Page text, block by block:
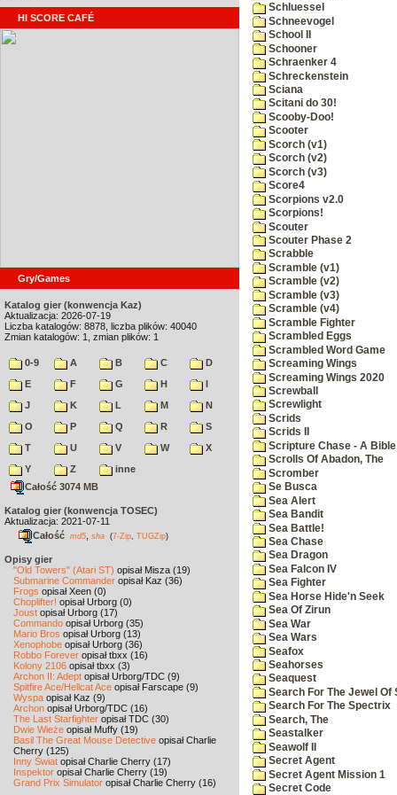
HI SCORE CAFÉ
Gry/Games
Katalog gier (konwencja Kaz)
Aktualizacja: 2026-07-19
Liczba katalogów: 8878, liczba plików: 40040
Zmian katalogów: 1, zmian plików: 1
0-9 A B C
D
E
F G H
I
J
K L M
N
O
P Q R
S
T
U V W
X
Y
Z
inne
Całość 3074 MB
Katalog gier (konwencja TOSEC)
Aktualizacja: 2021-07-11
Całość md5 sha (7-Zip TUGZip)
Opisy gier
"Old Towers" (Atari ST) opisał Misza (19)
Submarine Commander opisał Kaz (36)
Frogs opisał Xeen (0)
Choplifter! opisał Urborg (0)
Joust opisał Urborg (17)
Commando opisał Urborg (35)
Mario Bros opisał Urborg (13)
Xenophobe opisał Urborg (36)
Robbo Forever opisał tbxx (16)
Kolony 2106 opisał tbxx (3)
Archon II: Adept opisał Urborg/TDC (9)
Spitfire Ace/Hellcat Ace opisał Farscape (9)
Wyspa opisał Kaz (9)
Archon opisał Urborg/TDC (16)
The Last Starfighter opisał TDC (30)
Dwie Wieże opisał Muffy (19)
Basil The Great Mouse Detective opisał Charlie
Cherry (125)
Inny Świat opisał Charlie Cherry (17)
Inspektor opisał Charlie Cherry (19)
Grand Prix Simulator opisał Charlie Cherry (16)
Schluessel
Schneevogel
School II
Schooner
Schraenker 4
Schreckenstein
Sciana
Scitani do 30!
Scooby-Doo!
Scooter
Scorch (v1)
Scorch (v2)
Scorch (v3)
Score4
Scorpions v2.0
Scorpions!
Scouter
Scouter Phase 2
Scrabble
Scramble (v1)
Scramble (v2)
Scramble (v3)
Scramble (v4)
Scramble Fighter
Scrambled Eggs
Scrambled Word Game
Screaming Wings
Screaming Wings 2020
Screwball
Screwlight
Scrids
Scrids II
Scripture Chase - A Bible
Scrolls Of Abadon, The
Scromber
Se Busca
Sea Alert
Sea Bandit
Sea Battle!
Sea Chase
Sea Dragon
Sea Falcon IV
Sea Fighter
Sea Horse Hide'n Seek
Sea Of Zirun
Sea War
Sea Wars
Seafox
Seahorses
Seaquest
Search For The Jewel Of
Search For The Spectrix
Search, The
Seastalker
Seawolf II
Secret Agent
Secret Agent Mission 1
Secret Code